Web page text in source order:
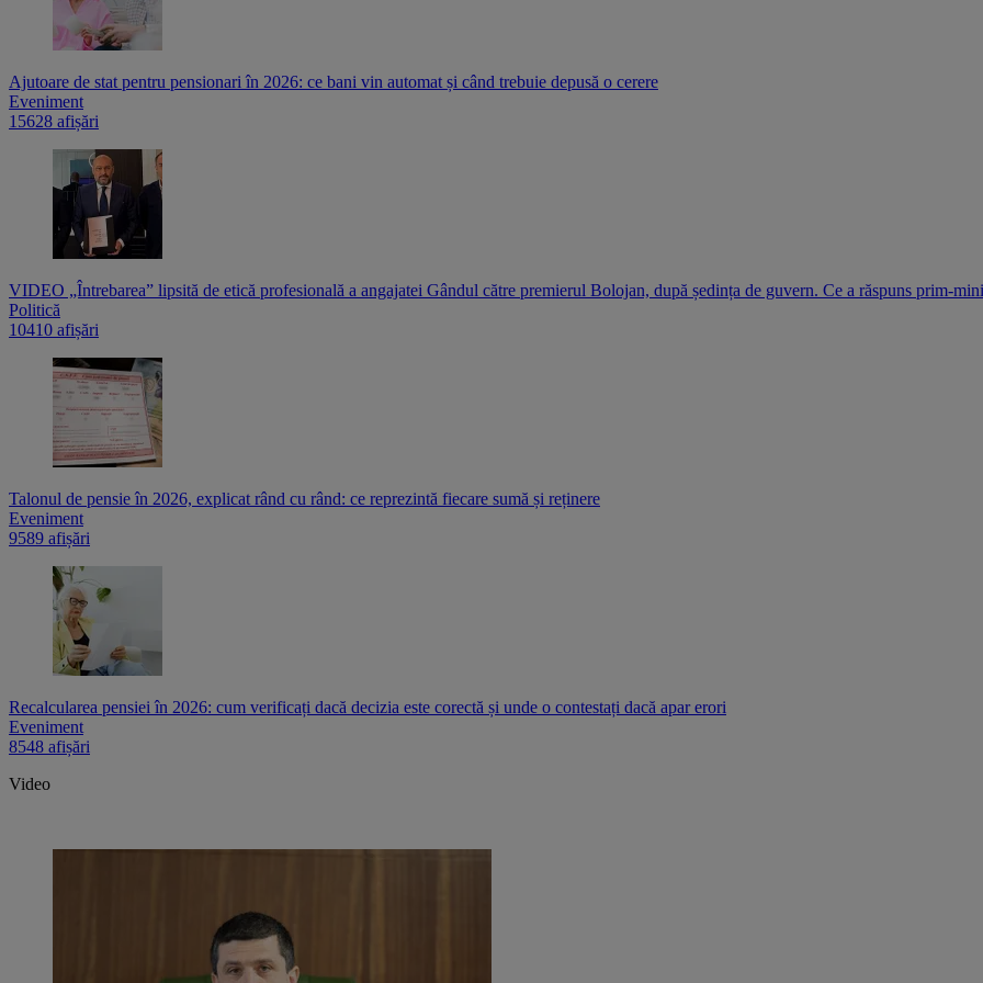
Ajutoare de stat pentru pensionari în 2026: ce bani vin automat și când trebuie depusă o cerere
Eveniment
15628 afișări
VIDEO „Întrebarea” lipsită de etică profesională a angajatei Gândul către premierul Bolojan, după ședința de guvern. Ce a răspuns prim-
Politică
10410 afișări
Talonul de pensie în 2026, explicat rând cu rând: ce reprezintă fiecare sumă și reținere
Eveniment
9589 afișări
Recalcularea pensiei în 2026: cum verificați dacă decizia este corectă și unde o contestați dacă apar erori
Eveniment
8548 afișări
Video